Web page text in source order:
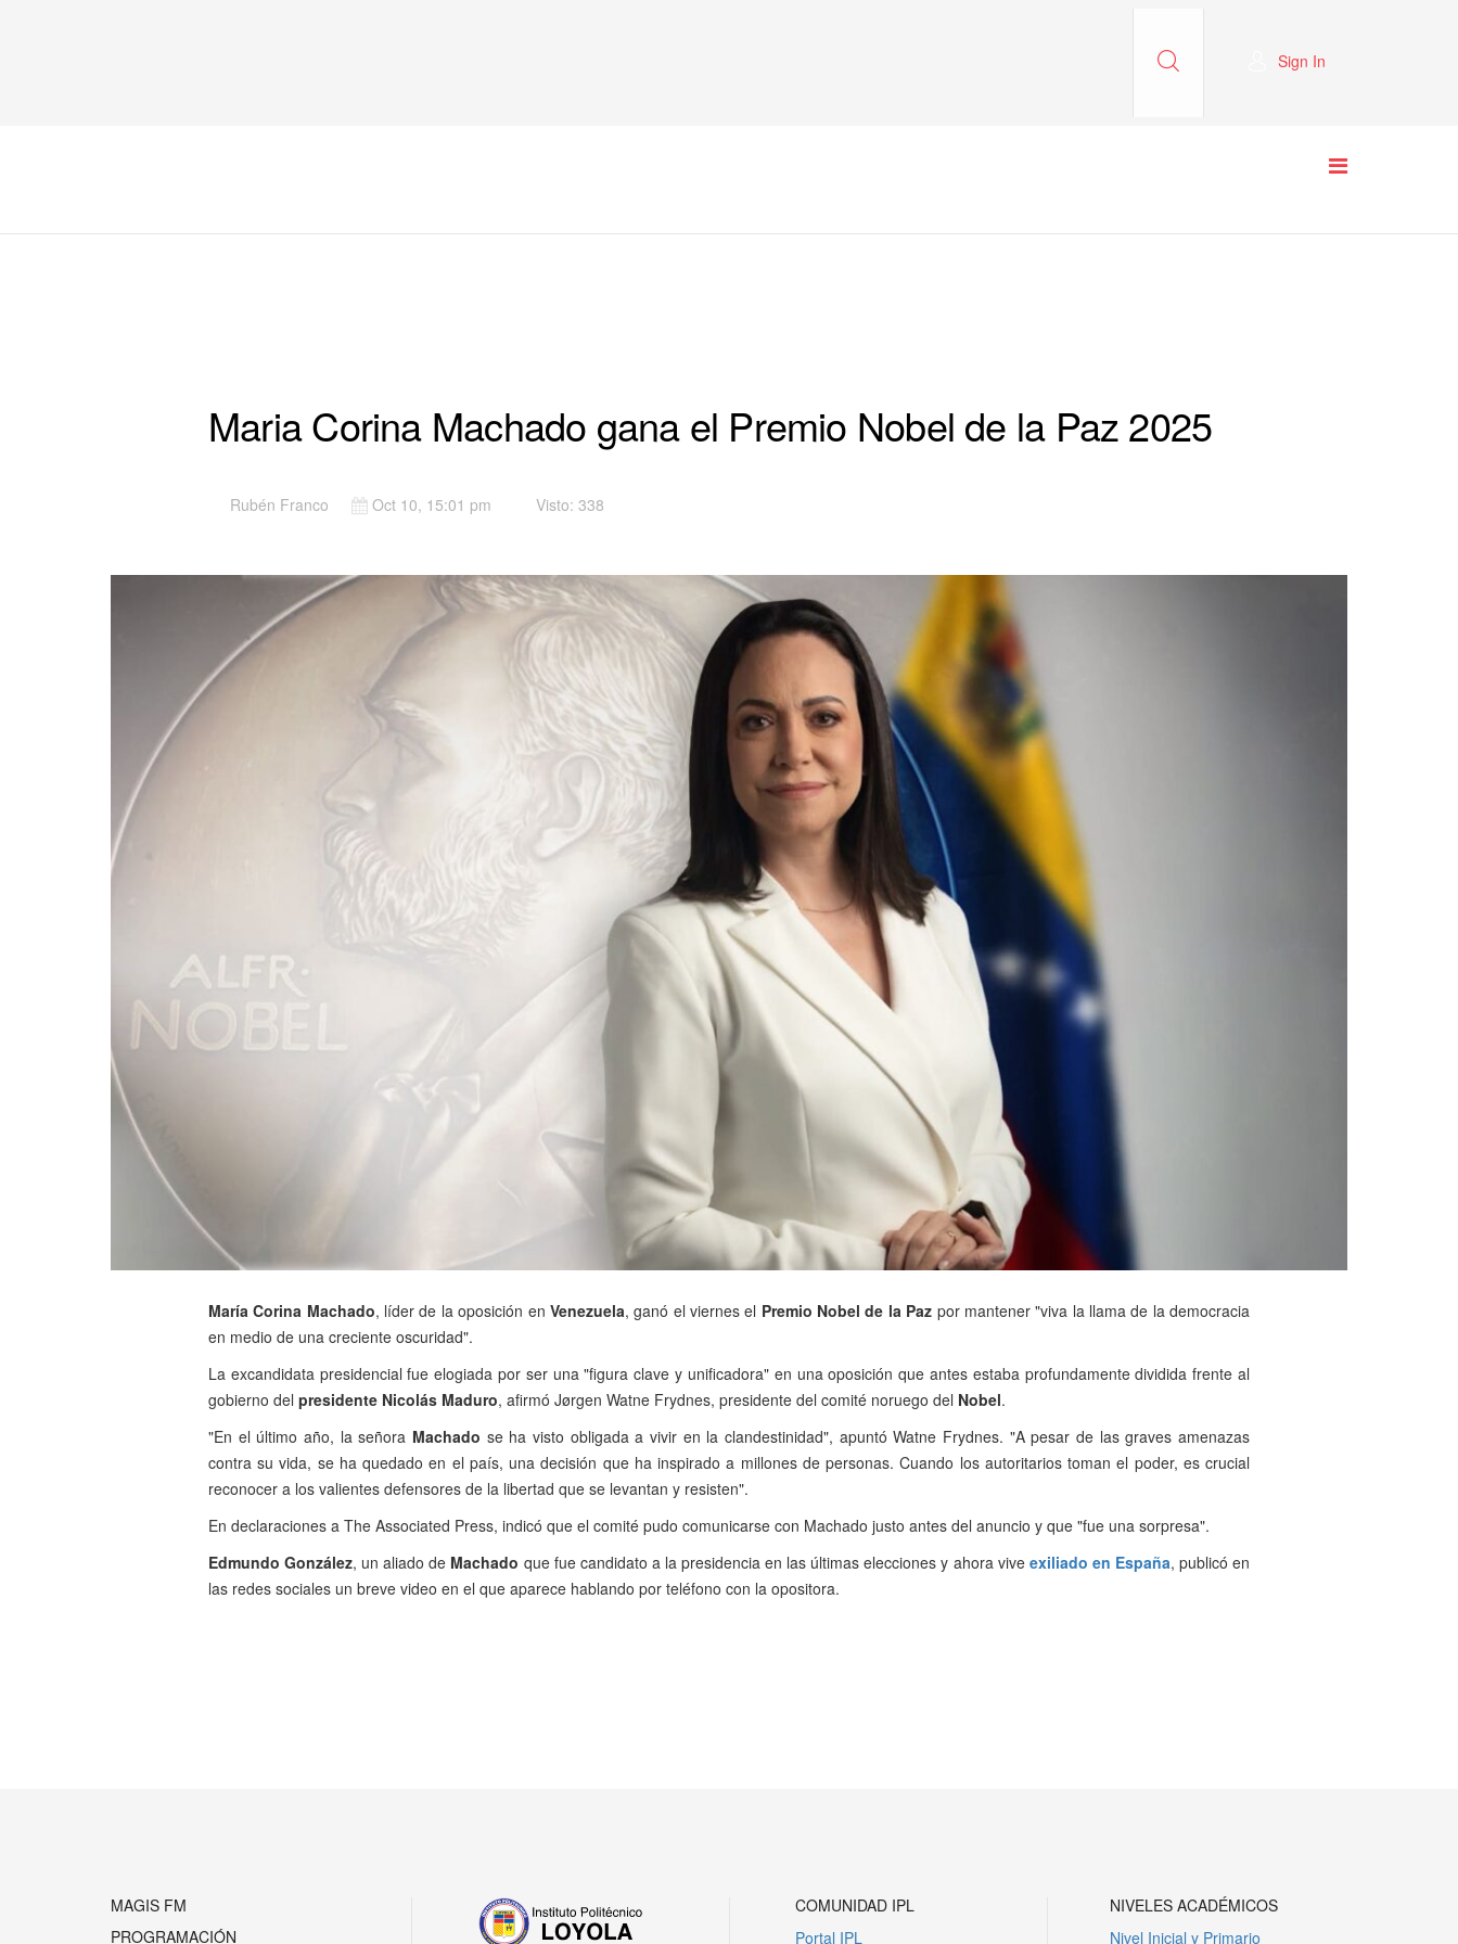
Sign In
Maria Corina Machado gana el Premio Nobel de la Paz 2025
Rubén Franco Oct 10, 15:01 pm Visto: 338
María Corina Machado, líder de la oposición en Venezuela, ganó el viernes el Premio Nobel de la Paz por mantener "viva la llama de la democracia
en medio de una creciente oscuridad".
La excandidata presidencial fue elogiada por ser una "figura clave y unificadora" en una oposición que antes estaba profundamente dividida frente al
gobierno del presidente Nicolás Maduro, afirmó Jørgen Watne Frydnes, presidente del comité noruego del Nobel.
"En el último año, la señora Machado se ha visto obligada a vivir en la clandestinidad", apuntó Watne Frydnes. "A pesar de las graves amenazas
contra su vida, se ha quedado en el país, una decisión que ha inspirado a millones de personas. Cuando los autoritarios toman el poder, es crucial
reconocer a los valientes defensores de la libertad que se levantan y resisten".
En declaraciones a The Associated Press, indicó que el comité pudo comunicarse con Machado justo antes del anuncio y que "fue una sorpresa".
Edmundo González, un aliado de Machado que fue candidato a la presidencia en las últimas elecciones y ahora vive exiliado en España, publicó en
las redes sociales un breve video en el que aparece hablando por teléfono con la opositora.
MAGIS FM
PROGRAMACIÓN
COMUNIDAD IPL
Portal IPL
NIVELES ACADÉMICOS
Nivel Inicial y Primario